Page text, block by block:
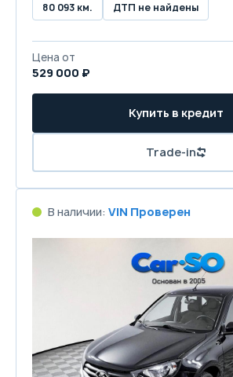
80 093 км. ДТП не найдены
Цена от
529 000 ₽
Купить в кредит
Trade-in
В наличии: VIN Проверен